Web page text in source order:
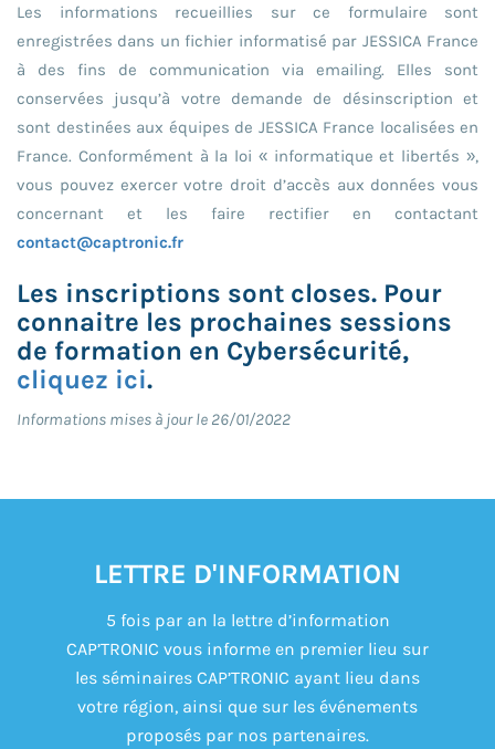
Les informations recueillies sur ce formulaire sont
enregistrées dans un fichier informatisé par JESSICA France
à des fins de communication via emailing. Elles sont
conservées jusqu’à votre demande de désinscription et
sont destinées aux équipes de JESSICA France localisées en
France. Conformément à la loi « informatique et libertés »,
vous pouvez exercer votre droit d’accès aux données vous
concernant et les faire rectifier en contactant
contact@captronic.fr
Les inscriptions sont closes. Pour
connaitre les prochaines sessions
de formation en Cybersécurité,
cliquez ici.
Informations mises à jour le 26/01/2022
LETTRE D'INFORMATION
5 fois par an la lettre d’information
CAP’TRONIC vous informe en premier lieu sur
les séminaires CAP’TRONIC ayant lieu dans
votre région, ainsi que sur les événements
proposés par nos partenaires.